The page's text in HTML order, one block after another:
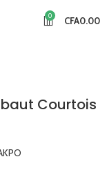
0 CFA0.00
Courtois